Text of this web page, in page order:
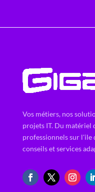
Vos métiers, nos
projets IT. Du matériel
professionnels sur l'ile
conseils et services